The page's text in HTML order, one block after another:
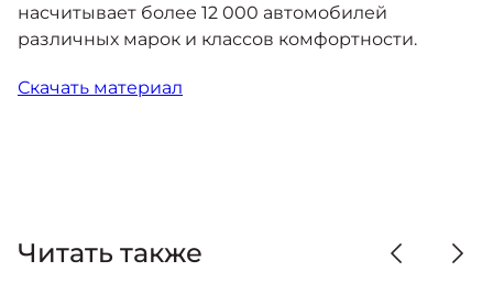
насчитывает более 12 000 автомобилей
различных марок и классов комфортности.
Скачать материал
Читать также